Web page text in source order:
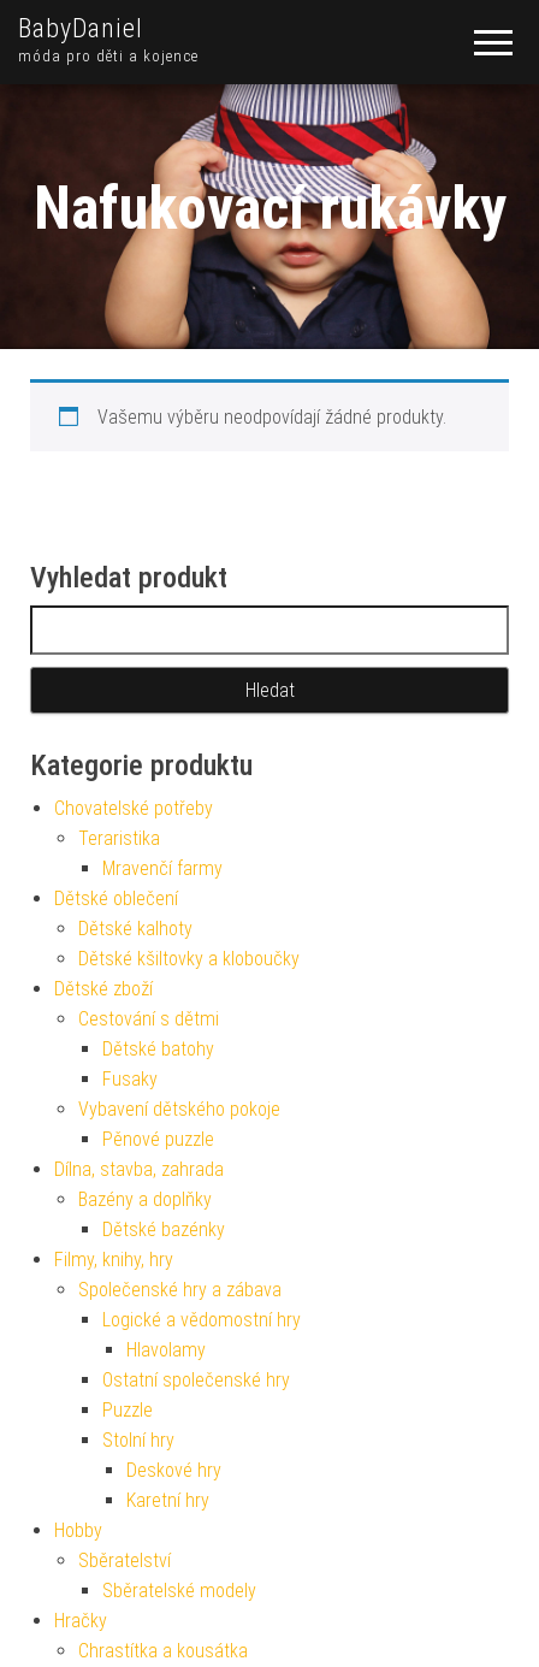
BabyDaniel
móda pro děti a kojence
Nafukovací rukávky
Vašemu výběru neodpovídají žádné produkty.
Vyhledat produkt
Kategorie produktu
Chovatelské potřeby
Teraristika
Mravenčí farmy
Dětské oblečení
Dětské kalhoty
Dětské kšiltovky a kloboučky
Dětské zboží
Cestování s dětmi
Dětské batohy
Fusaky
Vybavení dětského pokoje
Pěnové puzzle
Dílna, stavba, zahrada
Bazény a doplňky
Dětské bazénky
Filmy, knihy, hry
Společenské hry a zábava
Logické a vědomostní hry
Hlavolamy
Ostatní společenské hry
Puzzle
Stolní hry
Deskové hry
Karetní hry
Hobby
Sběratelství
Sběratelské modely
Hračky
Chrastítka a kousátka